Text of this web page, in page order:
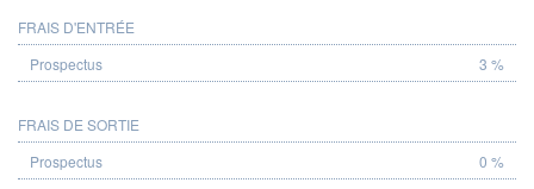
PROSPECTUS
FRAIS D'ENTRÉE
3 %
FRAIS DE SORTIE
0 %